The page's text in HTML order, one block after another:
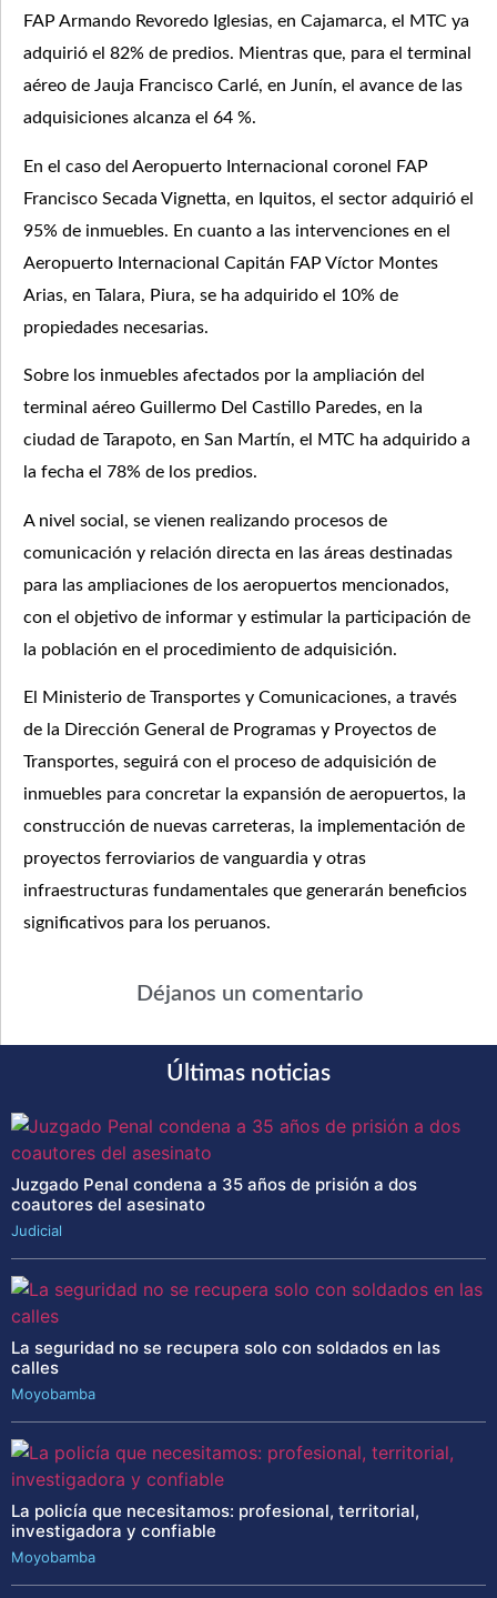
FAP Armando Revoredo Iglesias, en Cajamarca, el MTC ya
adquirió el 82% de predios. Mientras que, para el terminal
aéreo de Jauja Francisco Carlé, en Junín, el avance de las
adquisiciones alcanza el 64 %.
En el caso del Aeropuerto Internacional coronel FAP
Francisco Secada Vignetta, en Iquitos, el sector adquirió el
95% de inmuebles. En cuanto a las intervenciones en el
Aeropuerto Internacional Capitán FAP Víctor Montes
Arias, en Talara, Piura, se ha adquirido el 10% de
propiedades necesarias.
Sobre los inmuebles afectados por la ampliación del
terminal aéreo Guillermo Del Castillo Paredes, en la
ciudad de Tarapoto, en San Martín, el MTC ha adquirido a
la fecha el 78% de los predios.
A nivel social, se vienen realizando procesos de
comunicación y relación directa en las áreas destinadas
para las ampliaciones de los aeropuertos mencionados,
con el objetivo de informar y estimular la participación de
la población en el procedimiento de adquisición.
El Ministerio de Transportes y Comunicaciones, a través
de la Dirección General de Programas y Proyectos de
Transportes, seguirá con el proceso de adquisición de
inmuebles para concretar la expansión de aeropuertos, la
construcción de nuevas carreteras, la implementación de
proyectos ferroviarios de vanguardia y otras
infraestructuras fundamentales que generarán beneficios
significativos para los peruanos.
Déjanos un comentario
Últimas noticias
Juzgado Penal condena a 35 años de prisión a dos
coautores del asesinato
Judicial
La seguridad no se recupera solo con soldados en las
calles
Moyobamba
La policía que necesitamos: profesional, territorial,
investigadora y confiable
Moyobamba